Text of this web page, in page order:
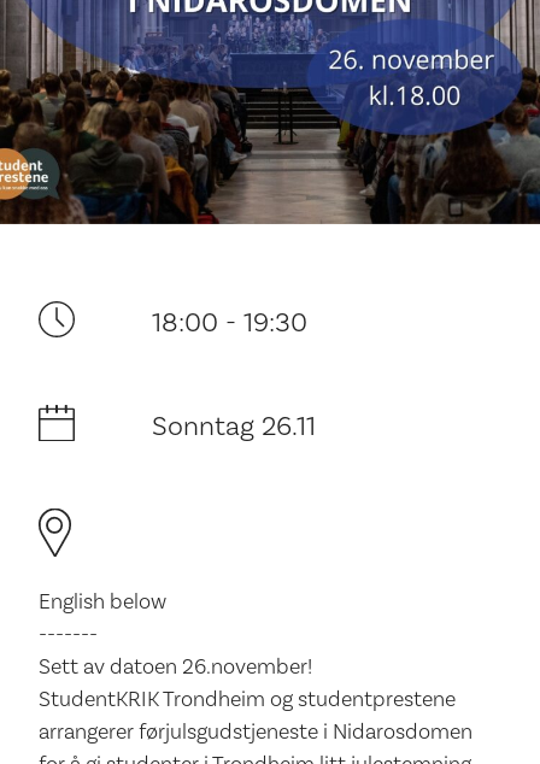
Ditt besøk
Musikk
Historie og arkitektur
18:00 - 19:30
Sonntag 26.11
English below
-------
Sett av datoen 26.november!
StudentKRIK Trondheim og studentprestene
arrangerer førjulsgudstjeneste i Nidarosdomen